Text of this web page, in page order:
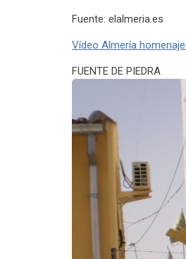
Fuente: elalmeria.es
Vídeo Almería
FUENTE DE PIEDRA